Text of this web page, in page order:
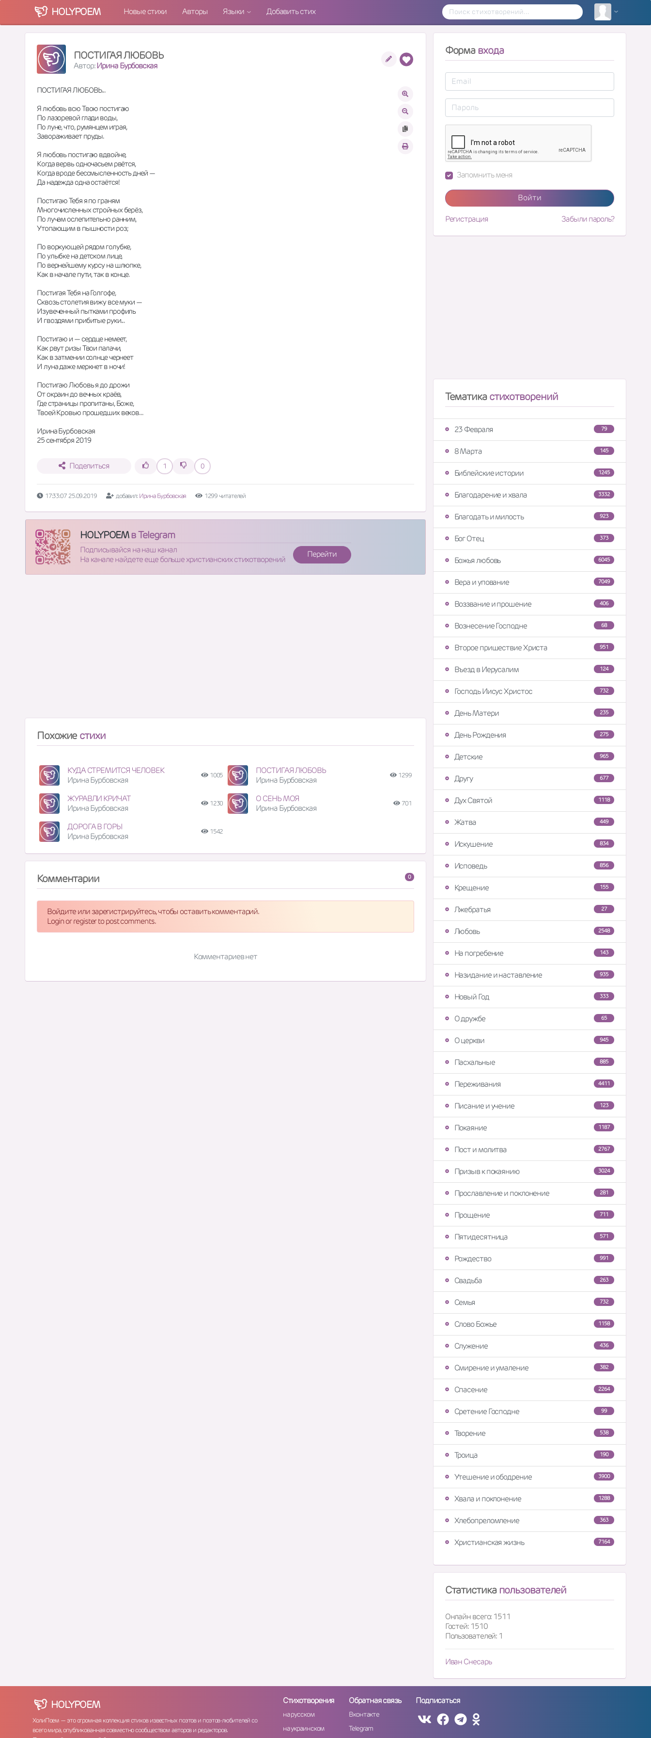
HOLYPOEM Новые стихи Авторы Языки Добавить стих
ПОСТИГАЯ ЛЮБОВЬ
Автор:Ирина Бурбовская
ПОСТИГАЯ ЛЮБОВЬ...
Я любовь всю Твою постигаю
По лазоревой глади воды,
По луне, что, румянцем играя,
Завораживает пруды.
Я любовь постигаю вдвойне,
Когда вервь одночасьем рвётся,
Когда вроде бессмысленность дней —
Да надежда одна остаётся!
Постигаю Тебя я по граням
Многочисленных стройных берёз,
По лучам ослепительно ранним,
Утопающим в пышности роз;
По воркующей рядом голубке,
По улыбке на детском лице,
По вернейшему курсу на шлюпке,
Как в начале пути, так в конце.
Постигая Тебя на Голгофе,
Сквозь столетия вижу все муки —
Изувеченный пытками профиль
И гвоздями прибитые руки...
Постигаю и — сердце немеет,
Как рвут ризы Твои палачи,
Как в затмении солнце чернеет
И луна даже меркнет в ночи!
Постигаю Любовь я до дрожи
От окраин до вечных краёв,
Где страницы пропитаны, Боже,
Твоей Кровью прошедших веков...
Ирина Бурбовская
25 сентября 2019
Поделиться 1 0
17:33:07 25.09.2019 добавил: Ирина Бурбовская 1299 читателей
HOLYPOEMв Telegram
Подписывайся на наш канал
На канале найдете еще больше христианских стихотворений
Перейти
Похожие стихи
КУДА СТРЕМИТСЯ ЧЕЛОВЕК
Ирина Бурбовская
1005
ПОСТИГАЯ ЛЮБОВЬ
Ирина Бурбовская
1299
ЖУРАВЛИ КРИЧАТ
Ирина Бурбовская
1230
О СЕНЬ МОЯ
Ирина Бурбовская
701
ДОРОГА В ГОРЫ
Ирина Бурбовская
1542
0
Комментарии
Войдите или зарегистрируйтесь, чтобы оставить комментарий.
Login or register to post comments.
Комментариев нет
Форма входа
Запомнить меня
Войти
Регистрация Забыли пароль?
Тематикастихотворений
79
23 Февраля
145
8 Марта
1245
Библейские истории
3332
Благодарение и хвала
923
Благодать и милость
373
Бог Отец
6045
Божья любовь
7049
Вера и упование
406
Воззвание и прошение
68
Вознесение Господне
951
Второе пришествие Христа
124
Въезд в Иерусалим
732
Господь Иисус Христос
235
День Матери
275
День Рождения
965
Детские
677
Другу
1118
Дух Святой
449
Жатва
834
Искушение
856
Исповедь
155
Крещение
27
Лжебратья
2548
Любовь
143
На погребение
935
Назидание и наставление
333
Новый Год
65
О дружбе
945
О церкви
885
Пасхальные
4411
Переживания
123
Писание и учение
1187
Покаяние
2767
Пост и молитва
3024
Призыв к покаянию
281
Прославление и поклонение
711
Прощение
571
Пятидесятница
991
Рождество
263
Свадьба
732
Семья
1158
Слово Божье
436
Служение
382
Смирение и умаление
2264
Спасение
99
Сретение Господне
538
Творение
190
Троица
3900
Утешение и ободрение
1288
Хвала и поклонение
363
Хлебопреломление
7164
Христианская жизнь
Статистика пользователей
Онлайн всего: 1511
Гостей: 1510
Пользователей: 1
Иван Снесарь
HOLYPOEM
ХолиПоем — это огромная коллекция стихов известных поэтов и поэтов-любителей со
всего мира, опубликованная совместно сообществом авторов и редакторов.
Стихотворения
на русском
на украинском
Обратная связь
Вконтакте
Telegram
Подписаться